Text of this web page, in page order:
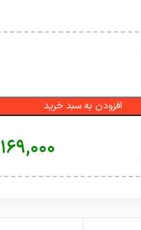
افزودن به سبد خرید
۱۶۹,۰۰۰